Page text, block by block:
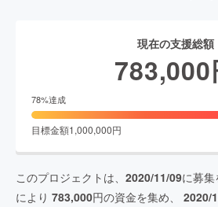
現在の支援総額
783,000
78%達成
目標金額1,000,000円
このプロジェクトは、 2020/11/09に募集
により 783,000円の資金を集め、 2020/